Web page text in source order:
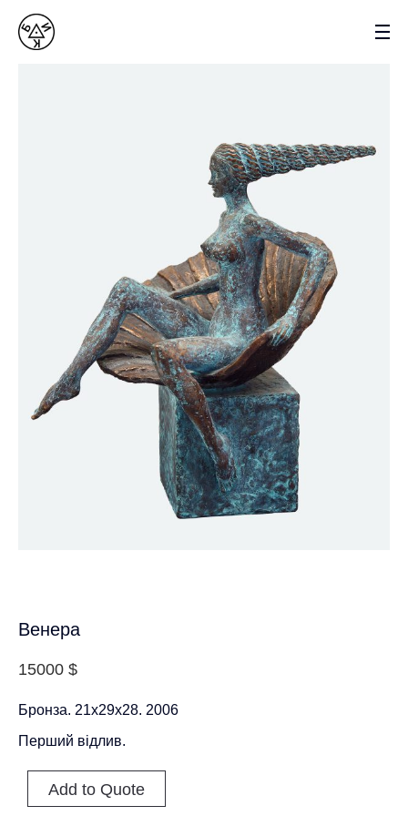
Венера
15000 $
Бронза. 21x29x28. 2006
Перший відлив.
Add to Quote